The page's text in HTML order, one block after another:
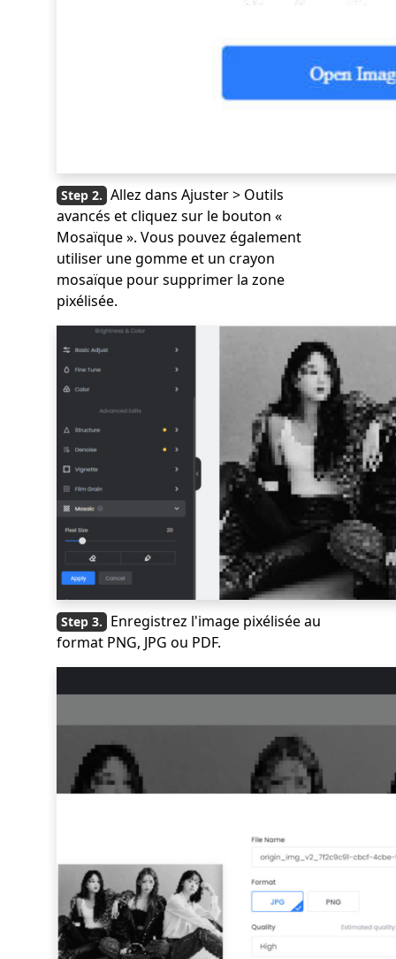
Allez dans Ajuster > Outils
avancés et cliquez sur le bouton «
Mosaïque ». Vous pouvez également
utiliser une gomme et un crayon
mosaïque pour supprimer la zone
pixélisée.
Enregistrez l'image pixélisée au
format PNG, JPG ou PDF.